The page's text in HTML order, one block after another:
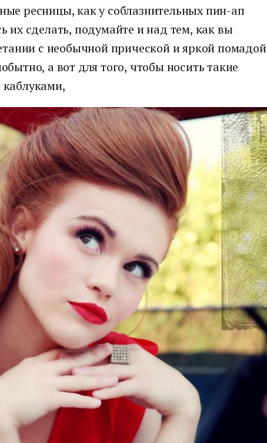
ресницы, как у соблазнительных пин-ап
их сделать, подумайте и над тем, как вы
с необычной прической и яркой помадой
а вот для того, чтобы носить такие